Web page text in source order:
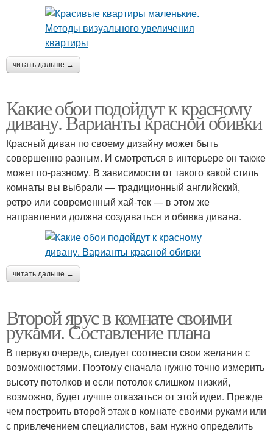
читать дальше →
Какие обои подойдут к красному
дивану. Варианты красной обивки
Красный диван по своему дизайну может быть
совершенно разным. И смотреться в интерьере он также
может по-разному. В зависимости от такого какой стиль
комнаты вы выбрали — традиционный английский,
ретро или современный хай-тек — в этом же
направлении должна создаваться и обивка дивана.
читать дальше →
Второй ярус в комнате своими
руками. Составление плана
В первую очередь, следует соотнести свои желания с
возможностями. Поэтому сначала нужно точно измерить
высоту потолков и если потолок слишком низкий,
возможно, будет лучше отказаться от этой идеи. Прежде
чем построить второй этаж в комнате своими руками или
с привлечением специалистов, вам нужно определить